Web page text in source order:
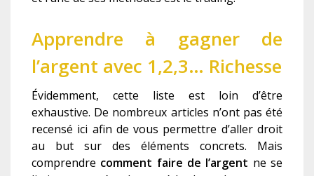
Apprendre à gagner de
l’argent avec 1,2,3… Richesse
Évidemment, cette liste est loin d’être
exhaustive. De nombreux articles n’ont pas été
recensé ici afin de vous permettre d’aller droit
au but sur des éléments concrets. Mais
comprendre comment faire de l’argent ne se